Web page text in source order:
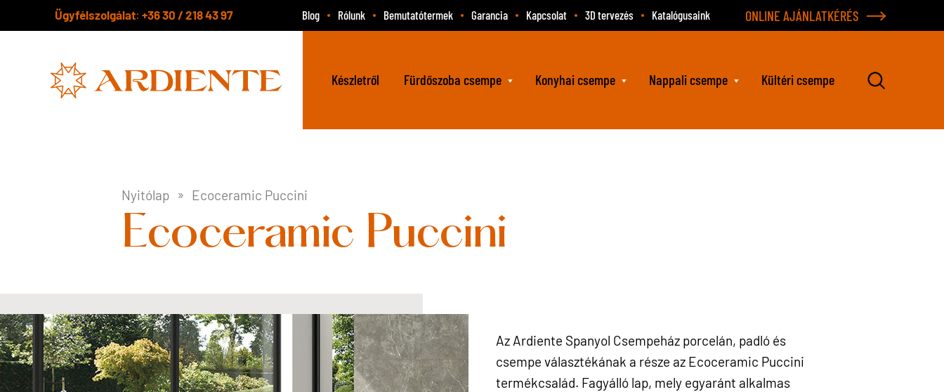
Ügyfélszolgálat: +36 30 / 218 43 97 ONLINE AJÁNLATKÉRÉS
Blog Rólunk Bemutatótermek Garancia Kapcsolat 3D tervezés Katalógusaink
Készletről Fürdőszoba csempe Konyhai csempe Nappali csempe Kültéri csempe
Nyitólap Ecoceramic Puccini
Ecoceramic Puccini
Az Ardiente Spanyol Csempeház porcelán, padló és
csempe választékának a része az Ecoceramic Puccini
termékcsalád. Fagyálló lap, mely egyaránt alkalmas